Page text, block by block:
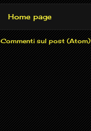
Home page
Commenti sul post (Atom)